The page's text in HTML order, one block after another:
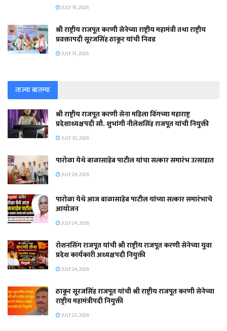
JULY 16, 2026
श्री राष्ट्रीय राजपूत करणी सेनेच्या राष्ट्रीय महामंत्री तथा राष्ट्रीय
प्रवक्तापदी सूरजसिंह ठाकूर यांची निवड
JULY 13, 2026
ताज्या बातम्या
श्री राष्ट्रीय राजपूत करणी सेना महिला विंगच्या महाराष्ट्र
प्रदेशाध्यक्षपदी सौ. शुभांगी नीलेशसिंह राजपूत यांची नियुक्ती
JULY 30, 2026
पारोळा येथे बाळासाहेब पाटील यांचा सत्कार समारंभ उत्साहात
JULY 24, 2026
पारोळा येथे आज बाळासाहेब पाटील यांच्या सत्कार समारंभाचे
आयोजन
JULY 24, 2026
रोशनसिंग राजपूत यांची श्री राष्ट्रीय राजपूत करणी सेनेच्या युवा
प्रदेश कार्यकारी अध्यक्षपदी नियुक्ती
JULY 24, 2026
ठाकूर सूरजसिंह राजपूत यांची श्री राष्ट्रीय राजपूत करणी सेनेच्या
राष्ट्रीय महामंत्रीपदी नियुक्ती
JULY 23, 2026